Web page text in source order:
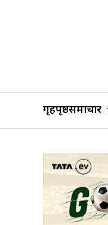
गृहपृष्ठसमाचार